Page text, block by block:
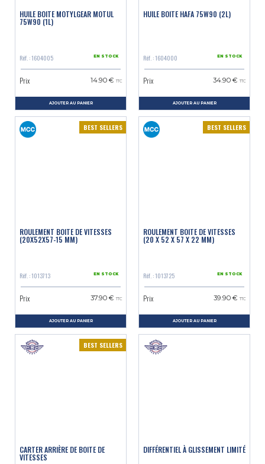
Rénovation possible des boîtes de différentes générations de 2CV
Expertise reconnue et partenariat Citroën
HUILE BOITE MOTYLGEAR MOTUL
75W90 (1L)
Réf. : 1604005 EN STOCK
Prix 14.90 € TTC
AJOUTER AU PANIER
HUILE BOITE HAFA 75W90 (2L)
Réf. : 1604000 EN STOCK
Prix 34.90 € TTC
AJOUTER AU PANIER
BEST SELLERS
ROULEMENT BOITE DE VITESSES
(20X52X57-15 MM)
Réf. : 1013713 EN STOCK
Prix 37.90 € TTC
AJOUTER AU PANIER
BEST SELLERS
ROULEMENT BOITE DE VITESSES
(20 X 52 X 57 X 22 MM)
Réf. : 1013725 EN STOCK
Prix 39.90 € TTC
AJOUTER AU PANIER
BEST SELLERS
CARTER ARRIÈRE DE BOITE DE
VITESSES
DIFFÉRENTIEL À GLISSEMENT LIMITÉ